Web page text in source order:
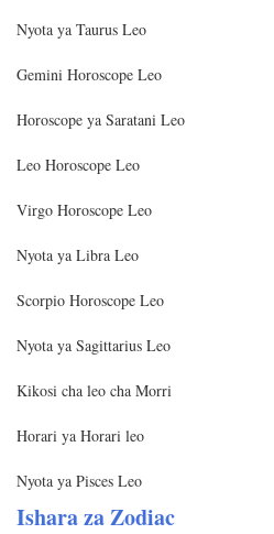
Nyota ya Taurus Leo
Gemini Horoscope Leo
Horoscope ya Saratani Leo
Leo Horoscope Leo
Virgo Horoscope Leo
Nyota ya Libra Leo
Scorpio Horoscope Leo
Nyota ya Sagittarius Leo
Kikosi cha leo cha Morri
Horari ya Horari leo
Nyota ya Pisces Leo
Ishara za Zodiac